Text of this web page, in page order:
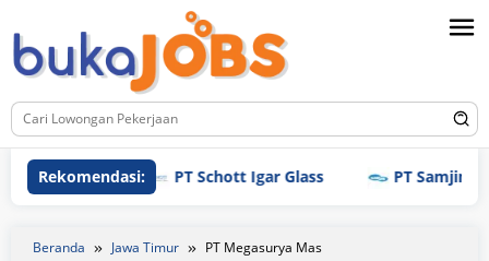
ke
konten
Rekomendasi:PT Schott Igar Glass PT Samjin
Beranda Jawa Timur PT Megasurya Mas